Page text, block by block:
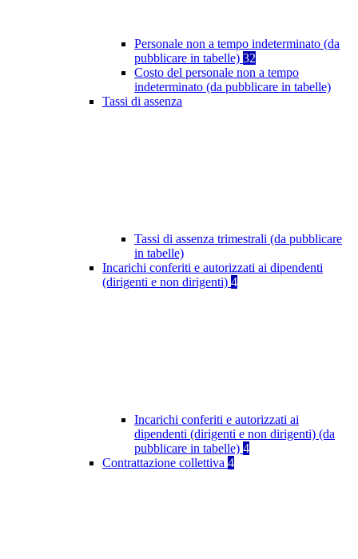
Personale non a tempo indeterminato (da
pubblicare in tabelle) 32
Costo del personale non a tempo
indeterminato (da pubblicare in tabelle)
Tassi di assenza
Tassi di assenza trimestrali (da pubblicare
in tabelle)
Incarichi conferiti e autorizzati ai dipendenti
(dirigenti e non dirigenti) 4
Incarichi conferiti e autorizzati ai
dipendenti (dirigenti e non dirigenti) (da
pubblicare in tabelle) 4
Contrattazione collettiva 4